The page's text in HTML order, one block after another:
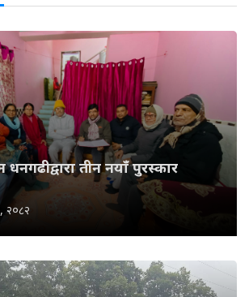
धनगढीद्वारा तीन नयाँ पुरस्कार
२०८२